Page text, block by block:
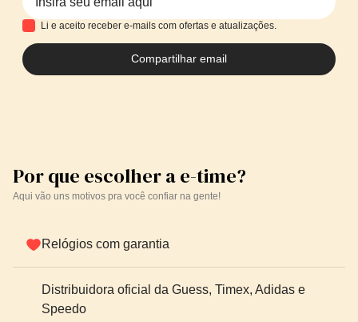
Li e aceito receber e-mails com ofertas e atualizações.
Compartilhar email
Por que escolher a e-time?
Aqui vão uns motivos pra você confiar na gente!
Relógios com garantia
Distribuidora oficial da Guess, Timex, Adidas e
Speedo